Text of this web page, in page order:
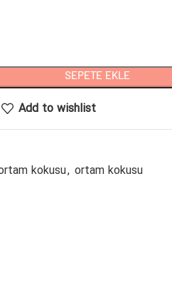
SEPETE EKLE
Add to wishlist
kokusu, ortam kokusu